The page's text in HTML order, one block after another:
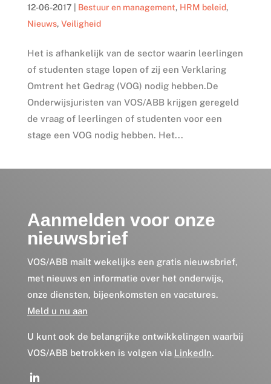
12-06-2017 Bestuur en management, HRM beleid,
Nieuws, Veiligheid
Het is afhankelijk van de sector waarin leerlingen
of studenten stage lopen of zij een Verklaring
Omtrent het Gedrag (VOG) nodig hebben.De
Onderwijsjuristen van VOS/ABB krijgen geregeld
de vraag of leerlingen of studenten voor een
stage een VOG nodig hebben. Het...
Aanmelden voor onze
nieuwsbrief
VOS/ABB mailt wekelijks een gratis nieuwsbrief,
met nieuws en informatie over het onderwijs,
onze diensten, bijeenkomsten en vacatures.
Meld u nu aan
U kunt ook de belangrijke ontwikkelingen waarbij
VOS/ABB betrokken is volgen via LinkedIn.